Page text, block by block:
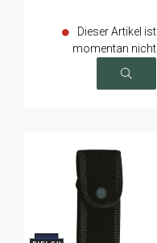
Dieser Artikel ist
momentan nicht
verfügbar